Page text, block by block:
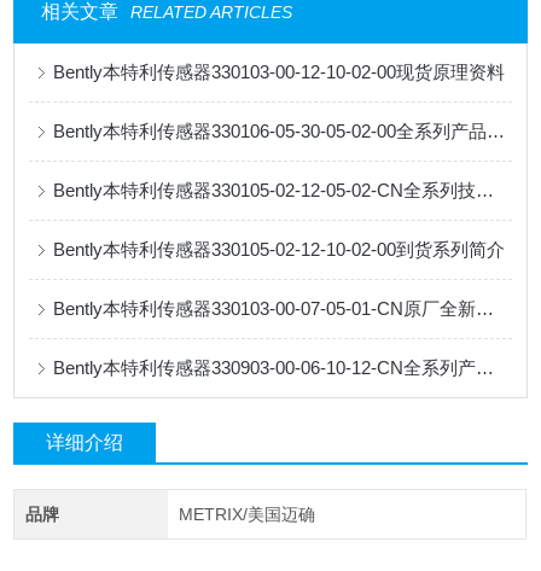
相关文章 RELATED ARTICLES
Bently本特利传感器330103-00-12-10-02-00现货原理资料
Bently本特利传感器330106-05-30-05-02-00全系列产品特点
Bently本特利传感器330105-02-12-05-02-CN全系列技术介绍
Bently本特利传感器330105-02-12-10-02-00到货系列简介
Bently本特利传感器330103-00-07-05-01-CN原厂全新原理
Bently本特利传感器330903-00-06-10-12-CN全系列产品原理
详细介绍
品牌 METRIX/美国迈确